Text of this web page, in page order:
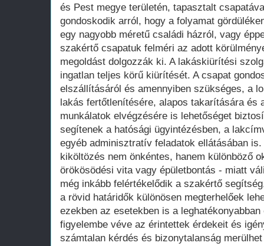
és Pest megye területén, tapasztalt
gondoskodik arról, hogy a folyamat
egy nagyobb méretű családi házról, vagy
szakértő csapatuk felméri az adott
megoldást dolgozzák ki. A lakáskiürítési
ingatlan teljes körű kiürítését. A csapat
elszállításáról és amennyiben szükséges, a
lakás fertőtlenítésére, alapos takarítására és
munkálatok elvégzésére is lehetőséget
segítenek a hatósági ügyintézésben, a
egyéb adminisztratív feladatok ellátásában
kiköltözés nem önkéntes, hanem különböző
örökösödési vita vagy épületbontás - miatt
még inkább felértékelődik a szakértő
a rövid határidők különösen megterhelőek
ezekben az esetekben is a
figyelembe véve az érintettek érdekeit és
számtalan kérdés és bizonytalanság